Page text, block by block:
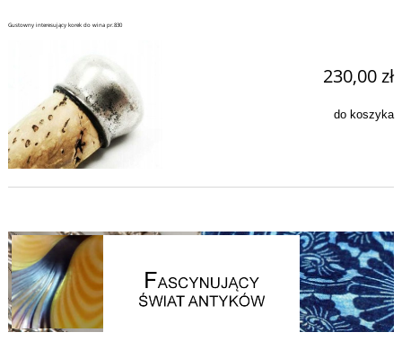
Gustowny interesujący korek do wina pr.830
230,00 zł
do koszyka